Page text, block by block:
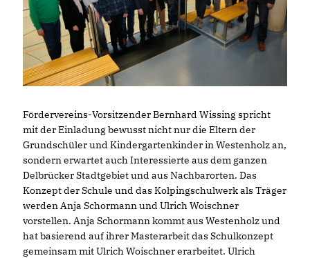
Fördervereins-Vorsitzender Bernhard Wissing spricht
mit der Einladung bewusst nicht nur die Eltern der
Grundschüler und Kindergartenkinder in Westenholz an,
sondern erwartet auch Interessierte aus dem ganzen
Delbrücker Stadtgebiet und aus Nachbarorten. Das
Konzept der Schule und das Kolpingschulwerk als Träger
werden Anja Schormann und Ulrich Woischner
vorstellen. Anja Schormann kommt aus Westenholz und
hat basierend auf ihrer Masterarbeit das Schulkonzept
gemeinsam mit Ulrich Woischner erarbeitet. Ulrich